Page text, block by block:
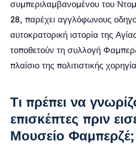
συμπεριλαμβανομένου του
28, παρέχει αγγλόφωνους
αυτοκρατορική ιστορία της
τοποθετούν τη συλλογή
πλαίσιο της πολιτιστικής
Τι πρέπει να
επισκέπτες πριν
Μουσείο Φαμπερζέ;